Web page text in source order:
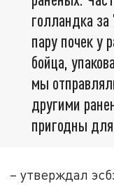
голландка
пару почек у
бойца,
мы
другими
пригодны для
– утверждал